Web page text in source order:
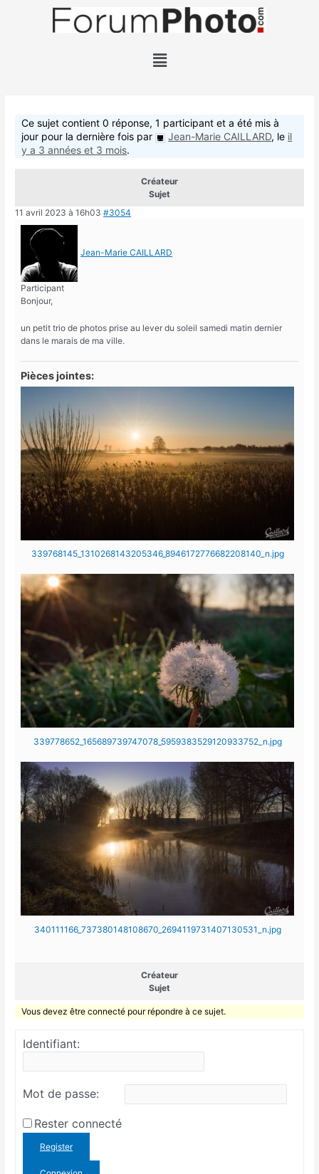
Ce sujet contient 0 réponse, 1 participant et a été mis à
jour pour la dernière fois par
Jean-Marie CAILLARD, le il
y a 3 années et 3 mois.
Créateur
Sujet
11 avril 2023 à 16h03 #3054
Jean-Marie CAILLARD
Participant
Bonjour,
un petit trio de photos prise au lever du soleil samedi matin dernier
dans le marais de ma ville.
Pièces jointes:
339768145_1310268143205346_8946172776682208140_n.jpg
339778652_165689739747078_5959383529120933752_n.jpg
340111166_737380148108670_2694119731407130531_n.jpg
Créateur
Sujet
Vous devez être connecté pour répondre à ce sujet.
Identifiant:
Mot de passe:
Rester connecté
Register